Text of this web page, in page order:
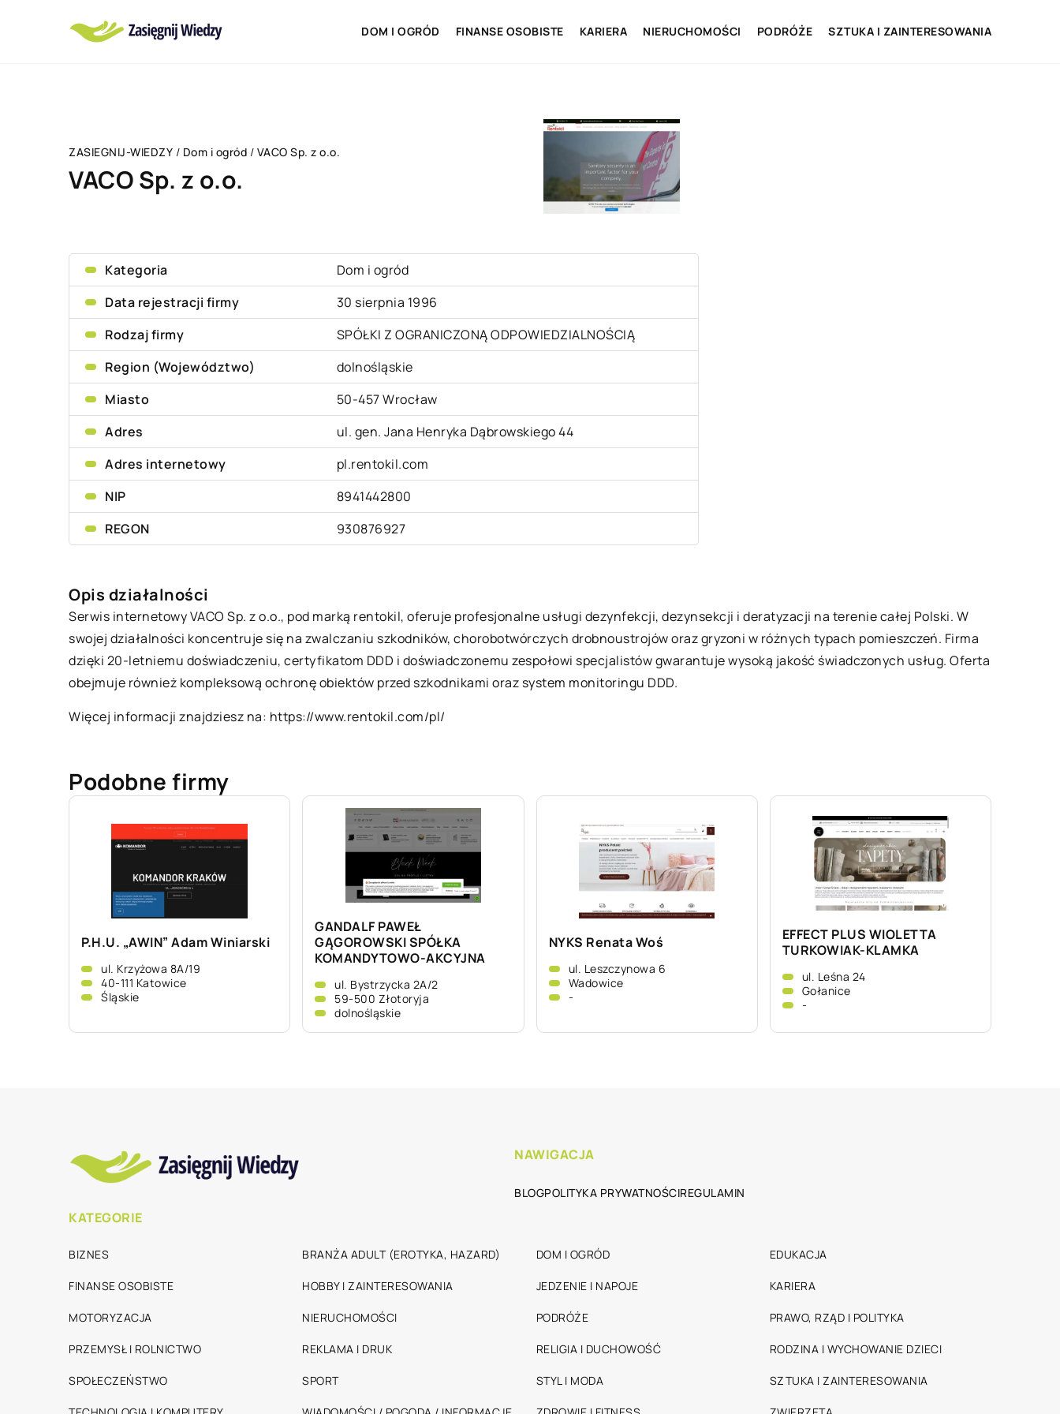
DOM I OGRÓD FINANSE OSOBISTE KARIERA NIERUCHOMOŚCI PODRÓŻE SZTUKA I ZAINTERESOWANIA
ZASIEGNIJ-WIEDZY / Dom i ogród / VACO Sp. z o.o.
VACO Sp. z o.o.
Kategoria
Dom i ogród
Data rejestracji firmy
30 sierpnia 1996
Rodzaj firmy
SPÓŁKI Z OGRANICZONĄ ODPOWIEDZIALNOŚCIĄ
Region (Województwo)
dolnośląskie
Miasto
50-457 Wrocław
Adres
ul. gen. Jana Henryka Dąbrowskiego 44
Adres internetowy
pl.rentokil.com
NIP
8941442800
REGON
930876927
Opis działalności
Serwis internetowy VACO Sp. z o.o., pod marką rentokil, oferuje profesjonalne usługi dezynfekcji, dezynsekcji i deratyzacji na terenie całej Polski. W
swojej działalności koncentruje się na zwalczaniu szkodników, chorobotwórczych drobnoustrojów oraz gryzoni w różnych typach pomieszczeń. Firma
dzięki 20-letniemu doświadczeniu, certyfikatom DDD i doświadczonemu zespołowi specjalistów gwarantuje wysoką jakość świadczonych usług. Oferta
obejmuje również kompleksową ochronę obiektów przed szkodnikami oraz system monitoringu DDD.
Więcej informacji znajdziesz na: https://www.rentokil.com/pl/
Podobne firmy
P.H.U. „AWIN” Adam Winiarski
ul. Krzyżowa 8A/19
40-111 Katowice
Śląskie
GANDALF PAWEŁ
GĄGOROWSKI SPÓŁKA
KOMANDYTOWO-AKCYJNA
ul. Bystrzycka 2A/2
59-500 Złotoryja
dolnośląskie
NYKS Renata Woś
ul. Leszczynowa 6
Wadowice
-
EFFECT PLUS WIOLETTA
TURKOWIAK-KLAMKA
ul. Leśna 24
Gołanice
-
NAWIGACJA
BLOGPOLITYKA PRYWATNOŚCIREGULAMIN
KATEGORIE
BIZNES BRANŻA ADULT (EROTYKA, HAZARD) DOM I OGRÓD EDUKACJA
FINANSE OSOBISTE HOBBY I ZAINTERESOWANIA JEDZENIE I NAPOJE KARIERA
MOTORYZACJA NIERUCHOMOŚCI PODRÓŻE PRAWO, RZĄD I POLITYKA
PRZEMYSŁ I ROLNICTWO REKLAMA I DRUK RELIGIA I DUCHOWOŚĆ RODZINA I WYCHOWANIE DZIECI
SPOŁECZEŃSTWO SPORT STYL I MODA SZTUKA I ZAINTERESOWANIA